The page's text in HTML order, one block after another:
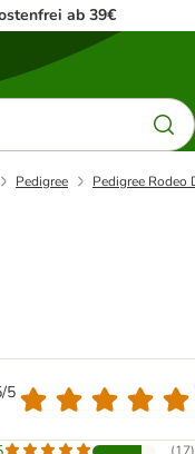
ab 39€
Pedigree Pedigree Rodeo
5